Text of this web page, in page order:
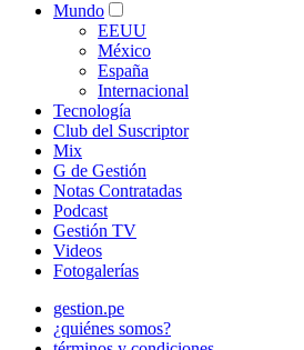
Mundo
EEUU
México
España
Internacional
Tecnología
Club del Suscriptor
Mix
G de Gestión
Notas Contratadas
Podcast
Gestión TV
Videos
Fotogalerías
gestion.pe
¿quiénes somos?